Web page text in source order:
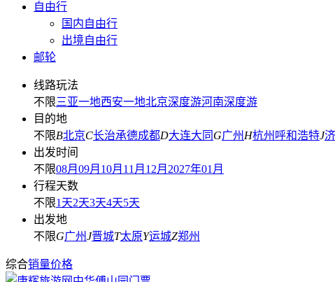
自由行
国内自由行
出境自由行
邮轮
线路玩法
不限三亚一地西安一地北京深度游河南深度游
目的地
不限B北京C长治承德成都D大连大同 G广州 H杭州 呼和浩特J
出发时间
不限08月 09月 10月 11月 12月 2027年01月
行程天数
不限1天2天3天4天5天
出发地
不限G广州J晋城T太原Y运城Z郑州
综合销量价格